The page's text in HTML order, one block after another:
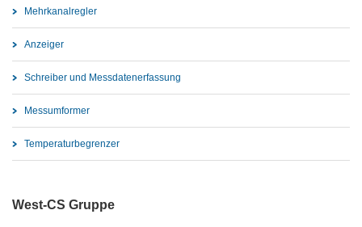
Mehrkanalregler
Anzeiger
Schreiber und Messdatenerfassung
Messumformer
Temperaturbegrenzer
West-CS Gruppe